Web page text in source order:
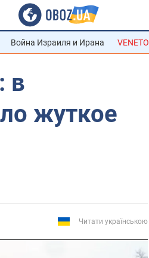
Война Израиля и Ирана VENETO
в
жуткое
Читати українською